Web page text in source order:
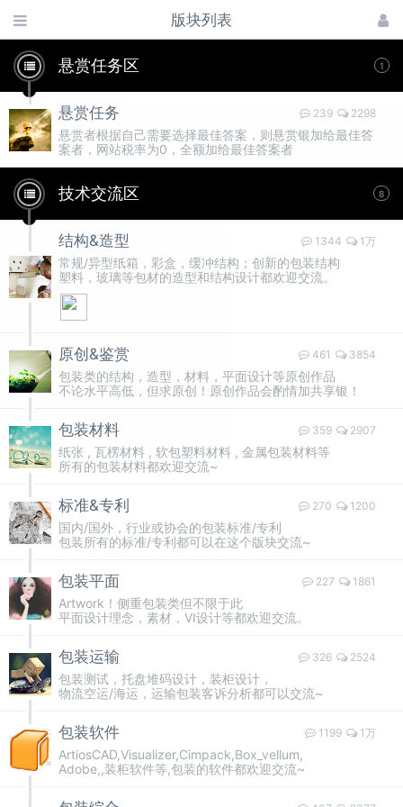
版块列表
悬赏任务区 1
悬赏任务 239 2298
悬赏者根据自己需要选择最佳答案，则悬赏银加给最佳答
案者，网站税率为0，全额加给最佳答案者
技术交流区 8
结构&造型 1344 1万
常规/异型纸箱，彩盒，缓冲结构；创新的包装结构
塑料，玻璃等包材的造型和结构设计都欢迎交流。
原创&鉴赏 461 3854
包装类的结构，造型，材料，平面设计等原创作品
不论水平高低，但求原创！原创作品会酌情加共享银！
包装材料 359 2907
纸张 , 瓦楞材料 , 软包塑料材料 , 金属包装材料等
所有的包装材料都欢迎交流~
标准&专利 270 1200
国内/国外，行业或协会的包装标准/专利
包装所有的标准/专利都可以在这个版块交流~
包装平面 227 1861
Artwork！侧重包装类但不限于此
平面设计理念，素材，VI设计等都欢迎交流。
包装运输 326 2524
包装测试，托盘堆码设计，装柜设计，
物流空运/海运，运输包装客诉分析都可以交流~
包装软件 1199 1万
ArtiosCAD,Visualizer,Cimpack,Box_vellum,
Adobe,,装柜软件等,包装的软件都欢迎交流~